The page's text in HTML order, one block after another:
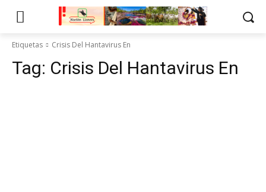
Etiquetas Crisis Del Hantavirus En
Tag: Crisis Del Hantavirus En